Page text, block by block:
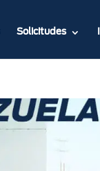
Solicitudes